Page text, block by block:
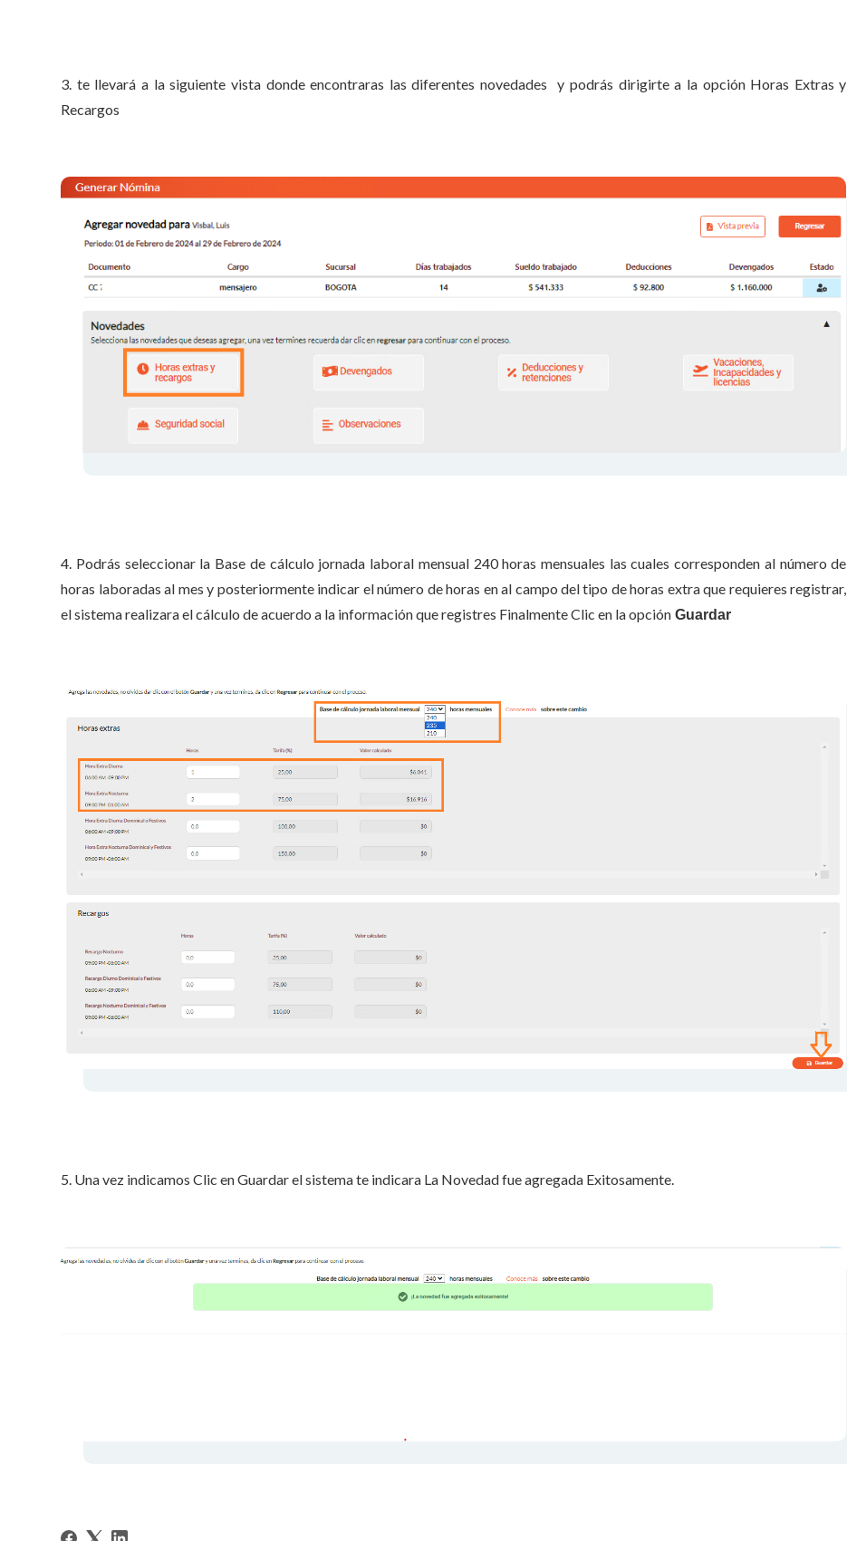
3. te llevará a la siguiente vista donde encontraras las diferentes novedades y podrás dirigirte a la opción Horas Extras y
Recargos
4. Podrás seleccionar la Base de cálculo jornada laboral mensual 240 horas mensuales las cuales corresponden al número de
horas laboradas al mes y posteriormente indicar el número de horas en al campo del tipo de horas extra que requieres registrar,
el sistema realizara el cálculo de acuerdo a la información que registres Finalmente Clic en la opción Guardar
5. Una vez indicamos Clic en Guardar el sistema te indicara La Novedad fue agregada Exitosamente.